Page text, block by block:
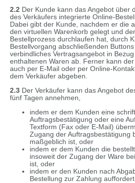
2.2 Der Kunde kann das Angebot über
des Verkäufers integrierte Online-
Dabei gibt der Kunde, nachdem er die
den virtuellen Warenkorb gelegt und
Bestellprozess durchlaufen hat, durch
Bestellvorgang abschließenden
verbindliches Vertragsangebot in
enthaltenen Waren ab. Ferner kann
auch per E-Mail oder per Online-
dem Verkäufer abgeben.
2.3 Der Verkäufer kann das Angebot
fünf Tagen annehmen,
indem er dem Kunden eine
Auftragsbestätigung oder eine
Textform (Fax oder E-Mail)
Zugang der Auftragsbestätigung
maßgeblich ist, oder
indem er dem Kunden die
insoweit der Zugang der Ware
ist, oder
indem er den Kunden nach
Bestellung zur Zahlung auffordert.